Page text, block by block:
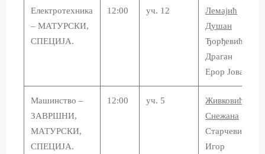
Електротехника
– МАТУРСКИ,
СПЕЦИЈА.
12:00 уч. 12
Лемајић
Душан
Ђорђевић
Драган
Ерор Јован
Машинство –
ЗАВРШНИ,
МАТУРСКИ,
СПЕЦИЈА.
12:00 уч. 5
Живковић
Снежана
Старчевић
Игор